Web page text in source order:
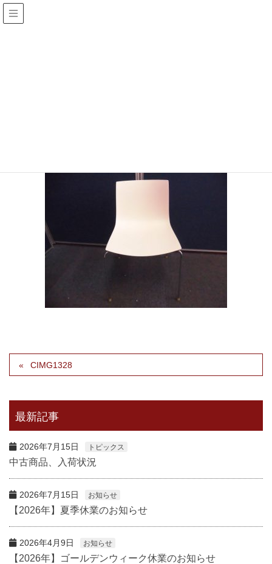
CIMG1328
最新記事
2026年7月15日 トピックス
中古商品、入荷状況
2026年7月15日 お知らせ
【2026年】夏季休業のお知らせ
2026年4月9日 お知らせ
【2026年】ゴールデンウィーク休業のお知らせ